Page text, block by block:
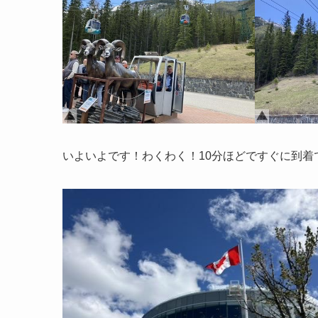
いよいよです！わくわく！10分ほどですぐに到着